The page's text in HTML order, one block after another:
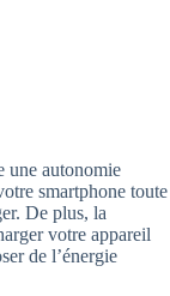
une autonomie
smartphone toute
De plus, la
votre appareil
de l’énergie